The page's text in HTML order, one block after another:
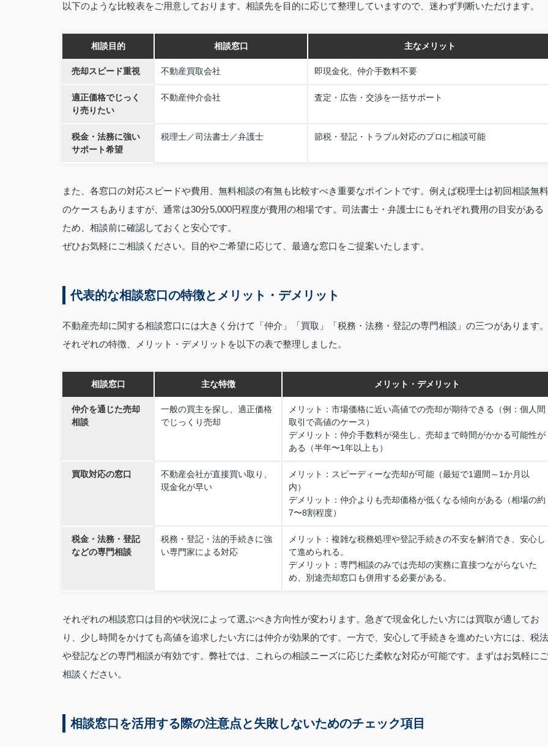
以下のような比較表をご用意しております。相談先を目的に応じて整理していますので、迷わず判断いただけます。
相談目的 相談窓口 主なメリット
売却スピード重視 不動産買取会社 即現金化、仲介手数料不要
適正価格でじっく
り売りたい
不動産仲介会社 査定・広告・交渉を一括サポート
税金・法務に強い
サポート希望
税理士／司法書士／弁護士 節税・登記・トラブル対応のプロに相談可能
また、各窓口の対応スピードや費用、無料相談の有無も比較すべき重要なポイントです。例えば税理士は初回相談無料
のケースもありますが、通常は30分5,000円程度が費用の相場です。司法書士・弁護士にもそれぞれ費用の目安がある
ため、相談前に確認しておくと安心です。
ぜひお気軽にご相談ください。目的やご希望に応じて、最適な窓口をご提案いたします。
代表的な相談窓口の特徴とメリット・デメリット
不動産売却に関する相談窓口には大きく分けて「仲介」「買取」「税務・法務・登記の専門相談」の三つがあります。
それぞれの特徴、メリット・デメリットを以下の表で整理しました。
相談窓口 主な特徴 メリット・デメリット
仲介を通じた売却
相談
一般の買主を探し、適正価格
でじっくり売却
メリット：市場価格に近い高値での売却が期待できる（例：個人間
取引で高値のケース）
デメリット：仲介手数料が発生し、売却まで時間がかかる可能性が
ある（半年〜1年以上も）
買取対応の窓口
不動産会社が直接買い取り、
現金化が早い
メリット：スピーディーな売却が可能（最短で1週間～1か月以
内）
デメリット：仲介よりも売却価格が低くなる傾向がある（相場の約
7〜8割程度）
税金・法務・登記
などの専門相談
税務・登記・法的手続きに強
い専門家による対応
メリット：複雑な税務処理や登記手続きの不安を解消でき、安心し
て進められる。
デメリット：専門相談のみでは売却の実務に直接つながらないた
め、別途売却窓口も併用する必要がある。
それぞれの相談窓口は目的や状況によって選ぶべき方向性が変わります。急ぎで現金化したい方には買取が適してお
り、少し時間をかけても高値を追求したい方には仲介が効果的です。一方で、安心して手続きを進めたい方には、税法
や登記などの専門相談が有効です。弊社では、これらの相談ニーズに応じた柔軟な対応が可能です。まずはお気軽にご
相談ください。
相談窓口を活用する際の注意点と失敗しないためのチェック項目